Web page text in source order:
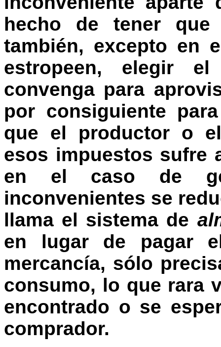
hecho de tener que
también, excepto en
estropeen, elegir
convenga para
por consiguiente
que el productor o
esos impuestos sufre
en el caso de
inconvenientes se
llama el sistema de
en lugar de pagar
mercancía, sólo
consumo, lo que rara
encontrado o se
comprador.